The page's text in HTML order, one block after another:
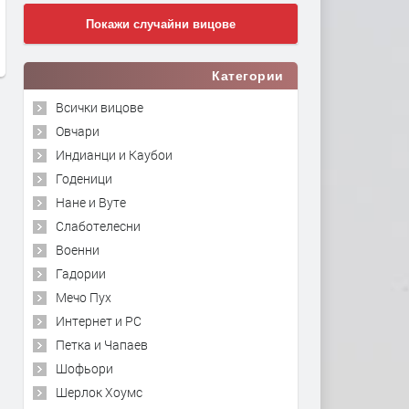
Покажи случайни вицове
Категории
Всички вицове
Овчари
Индианци и Каубои
Годеници
Нане и Вуте
Слаботелесни
Военни
Гадории
Мечо Пух
Интернет и PC
Петка и Чапаев
Шофьори
Шерлок Хоумс